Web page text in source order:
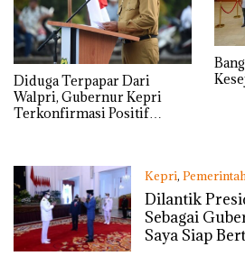
Diduga Terpapar Dari
Walpri, Gubernur Kepri
Terkonfirmasi Positif
Kepri,
09:03 WIB
Dilantik
Sebagai
Saya Siap